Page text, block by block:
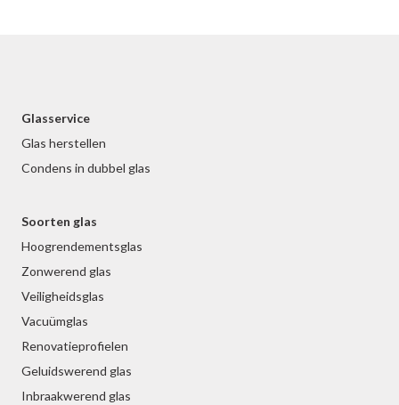
Glasservice
Glas herstellen
Condens in dubbel glas
Soorten glas
Hoogrendementsglas
Zonwerend glas
Veiligheidsglas
Vacuümglas
Renovatieprofielen
Geluidswerend glas
Inbraakwerend glas